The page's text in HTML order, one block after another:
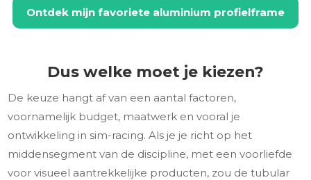
Ontdek mijn favoriete aluminium profielframe
Dus welke moet je kiezen?
De keuze hangt af van een aantal factoren,
voornamelijk budget, maatwerk en vooral je
ontwikkeling in sim-racing. Als je je richt op het
middensegment van de discipline, met een voorliefde
voor visueel aantrekkelijke producten, zou de tubular